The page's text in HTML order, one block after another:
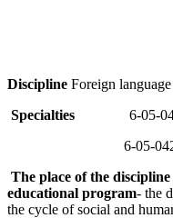
Discipline Foreign language
Specialties 6-05-
6-05-0421-03
The place of the
educational program- the
the cycle of social and